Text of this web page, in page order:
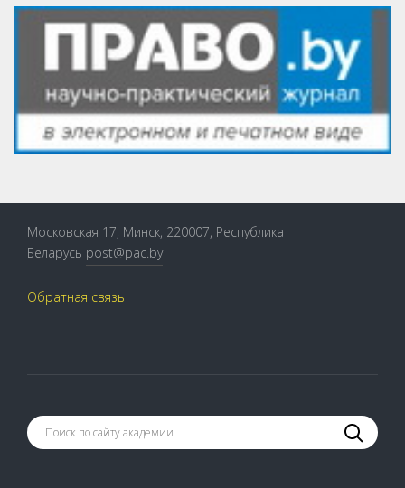
Московская 17, Минск, 220007, Республика
Беларусь post@pac.by
Обратная связь